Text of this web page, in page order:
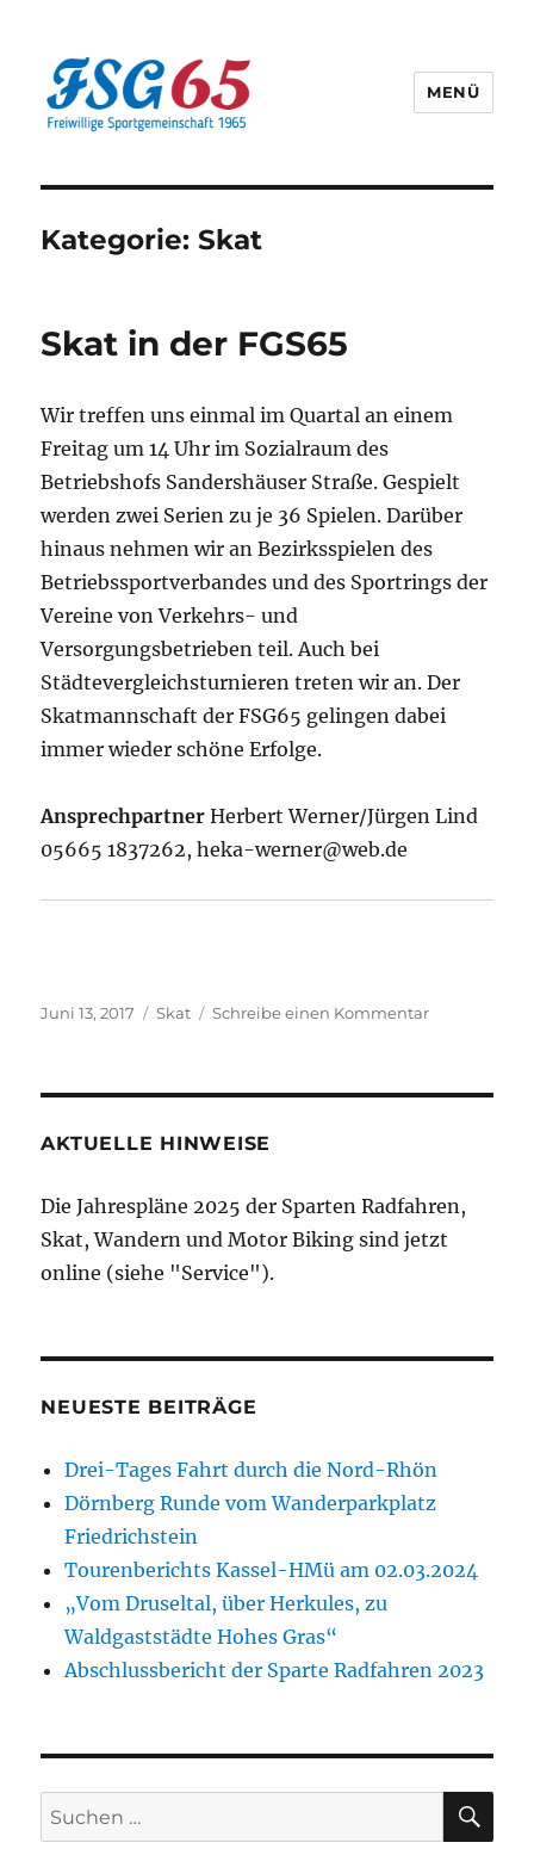
MENÜ
Kategorie:Skat
Skat in der FGS65
Wir treffen uns einmal im Quartal an einem
Freitag um 14 Uhr im Sozialraum des
Betriebshofs Sandershäuser Straße. Gespielt
werden zwei Serien zu je 36 Spielen. Darüber
hinaus nehmen wir an Bezirksspielen des
Betriebssportverbandes und des Sportrings der
Vereine von Verkehrs- und
Versorgungsbetrieben teil. Auch bei
Städtevergleichsturnieren treten wir an. Der
Skatmannschaft der FSG65 gelingen dabei
immer wieder schöne Erfolge.
Ansprechpartner Herbert Werner/Jürgen Lind
05665 1837262, heka-werner@web.de
Veröffentlicht
Juni 13, 2017 Kategorien
Skat Schreibe einen Kommentarzu
AKTUELLE HINWEISE
Die Jahrespläne 2025 der Sparten Radfahren,
Skat, Wandern und Motor Biking sind jetzt
online (siehe "Service").
NEUESTE BEITRÄGE
Drei-Tages Fahrt durch die Nord-Rhön
Dörnberg Runde vom Wanderparkplatz
Friedrichstein
Tourenberichts Kassel-HMü am 02.03.2024
„Vom Druseltal, über Herkules, zu
Waldgaststädte Hohes Gras“
Abschlussbericht der Sparte Radfahren 2023
Suche
nach: